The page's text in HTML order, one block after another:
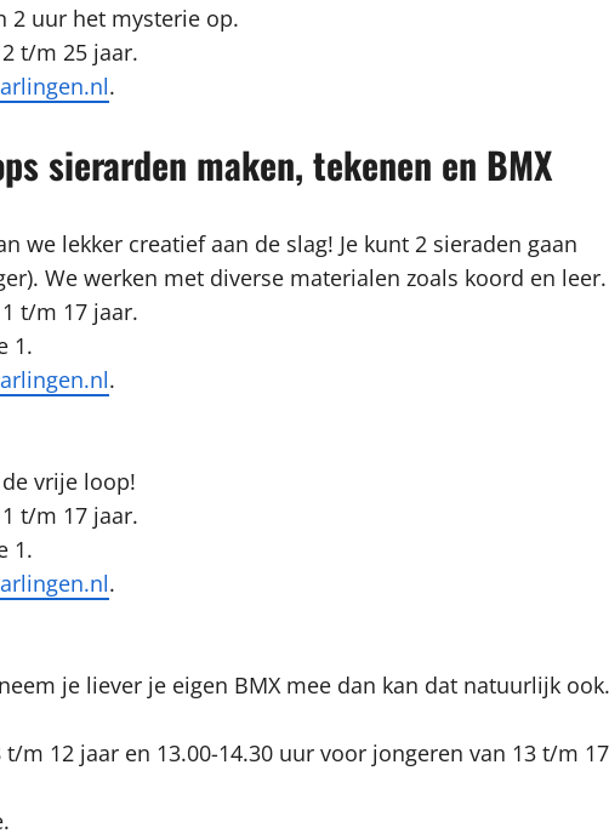
2 uur het mysterie op.
t/m 25 jaar.
.
sierarden maken, tekenen en BMX
we lekker creatief aan de slag! Je kunt 2 sieraden gaan
We werken met diverse materialen zoals koord en leer.
t/m 17 jaar.
1.
.
vrije loop!
t/m 17 jaar.
1.
.
je liever je eigen BMX mee dan kan dat natuurlijk ook.
m 12 jaar en 13.00-14.30 uur voor jongeren van 13 t/m 17